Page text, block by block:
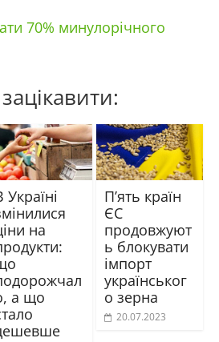
70% минулорічного
Україні
на
а що
П’ять країн
ЄС
продовжуют
ь блокувати
імпорт
українськог
о зерна
20.07.2023